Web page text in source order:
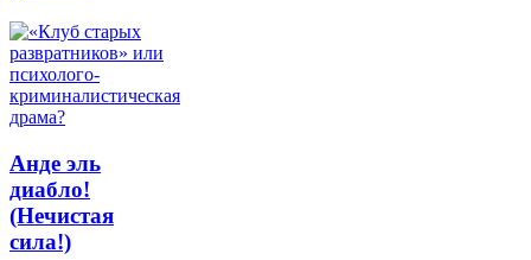
Анде эль
диабло!
(Нечистая
сила!)